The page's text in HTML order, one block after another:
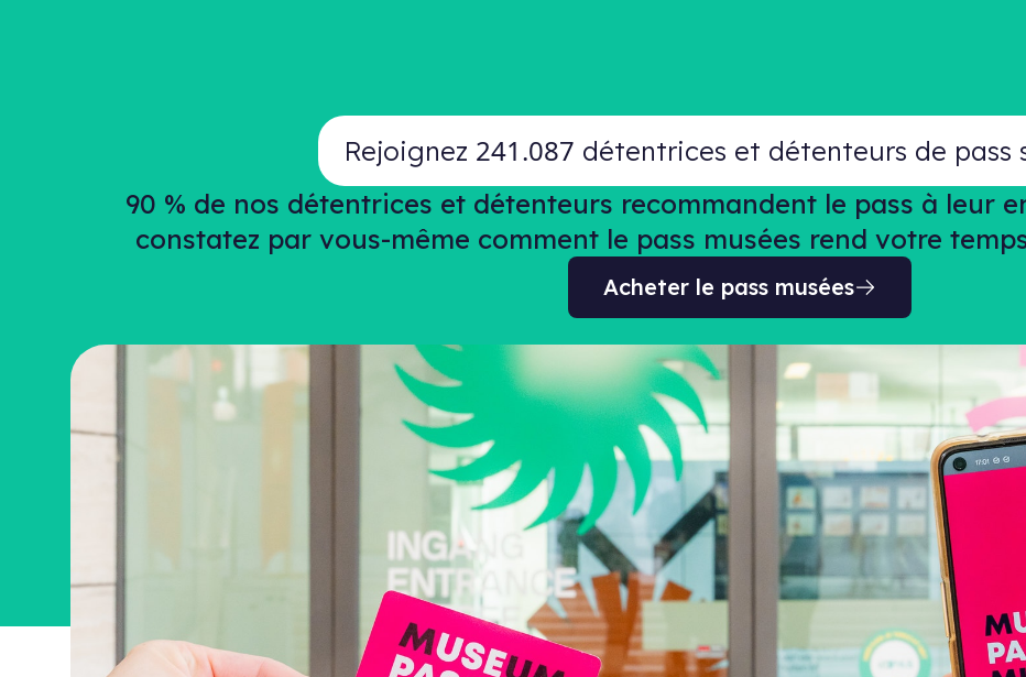
Rejoignez 241.087 détentrices et détenteurs de pass
90 % de nos détentrices et détenteurs recommandent le pass à leur
constatez par vous-même comment le pass musées rend votre
Acheter le pass musées